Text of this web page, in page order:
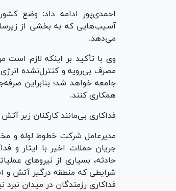
احمدی‌پور ادامه داد: وضع
آسیب‌هایی که به بخشی از
می‌دهد.
وی با تأکید بر اینکه لازم است
مصرف بی‌رویه و کنترل‌نشده
جامعه خواهد شد؛ بنابراین
همکاری کنند.
فداکاری بی‌مانند کارکنان زیر آتش
مدیرعامل شرکت خطوط لوله و
جریان حملات اخیر با ایثار و
حادثه، بسیاری از نیرو‌های
شرایطی که منطقه درگیر آتش و
فداکاری رزمندگان در میدان